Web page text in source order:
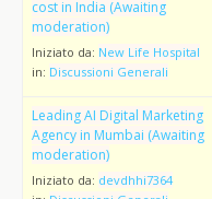
cost in India (Awaiting
moderation)
Iniziato da: New Life Hospital
in: Discussioni Generali
Leading AI Digital Marketing
Agency in Mumbai (Awaiting
moderation)
Iniziato da: devdhhi7364